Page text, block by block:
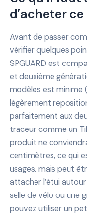
d’acheter
Avant de passer
vérifier quelques
SPGUARD est
et deuxième
modèles est minime
légèrement
parfaitement aux
traceur comme un
produit ne
centimètres, ce qui
usages, mais peut
attacher l’étui
selle de vélo ou une
pouvez utiliser un